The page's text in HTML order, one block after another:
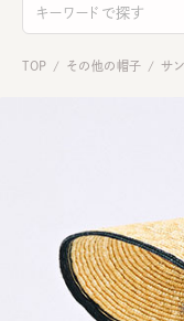
TOP / その他の帽子 / サ